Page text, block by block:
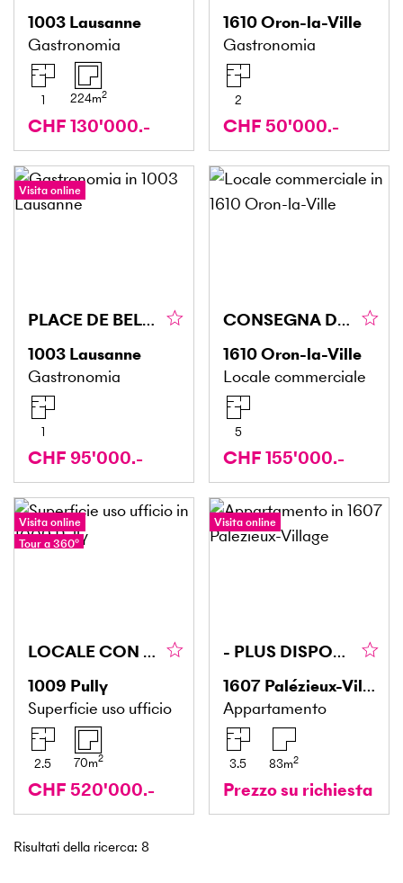
1003 Lausanne
Gastronomia
1 224m2
CHF 130'000.-
1610Oron-la-Ville
Gastronomia
2
CHF 50'000.-
Visita online
PLACE DE BEL-AIR, GUSTOSO E UNICO
1003 Lausanne
Gastronomia
1
CHF 95'000.-
CONSEGNA DEL NEGOZIO DI ALIMENTARI DI SUCCESSO
1610Oron-la-Ville
Locale commerciale
5
CHF 155'000.-
Visita online
Tour a 360°
LOCALE CON VETRINA E GARAGE DOPPIO
1009 Pully
Superficie uso ufficio
2.5 70m2
CHF 520'000.-
Visita online
- PLUS DISPONIBLE
1607 Palézieux-Village
Appartamento
3.5 83m2
Prezzo su richiesta
Risultati della ricerca: 8